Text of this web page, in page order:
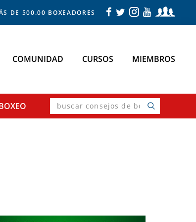
DE 500.00 BOXEADORES
COMUNIDAD CURSOS MIEMBROS
buscar
consejos
de
boxeo